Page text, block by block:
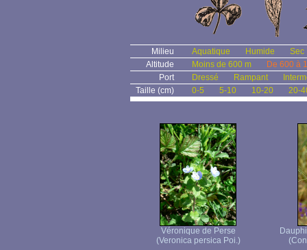
Milieu Aquatique Humide
Sec
Altitude
Moins de 600 m
De 600 à
Port
Dressé Rampant
Taille (cm)
0-5 5-10 10-20 20-
Véronique de Perse
(Veronica persica Poi.)